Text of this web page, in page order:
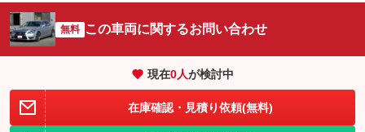
無料 この車両に関するお問い合わせ
現在0人が検討中
在庫確認・見積り依頼(無料)